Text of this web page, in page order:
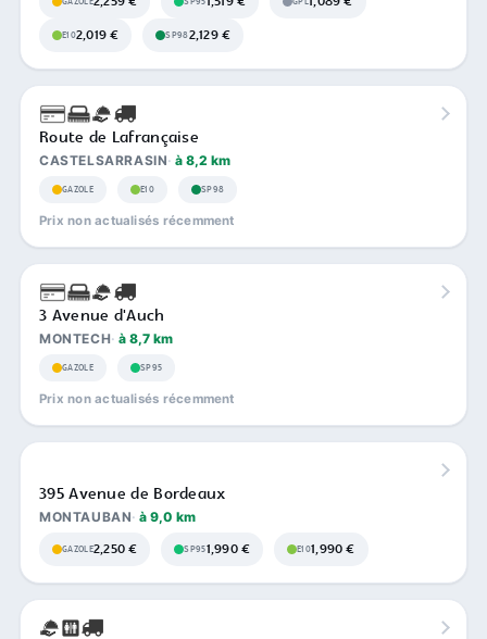
E102,019 € SP982,129 €
Route de Lafrançaise
CASTELSARRASIN à 8,2 km
GAZOLE E10 SP98
Prix non actualisés récemment
3 Avenue d'Auch
MONTECH à 8,7 km
GAZOLE SP95
Prix non actualisés récemment
395 Avenue de Bordeaux
MONTAUBAN à 9,0 km
GAZOLE2,250 € SP951,990 € E101,990 €